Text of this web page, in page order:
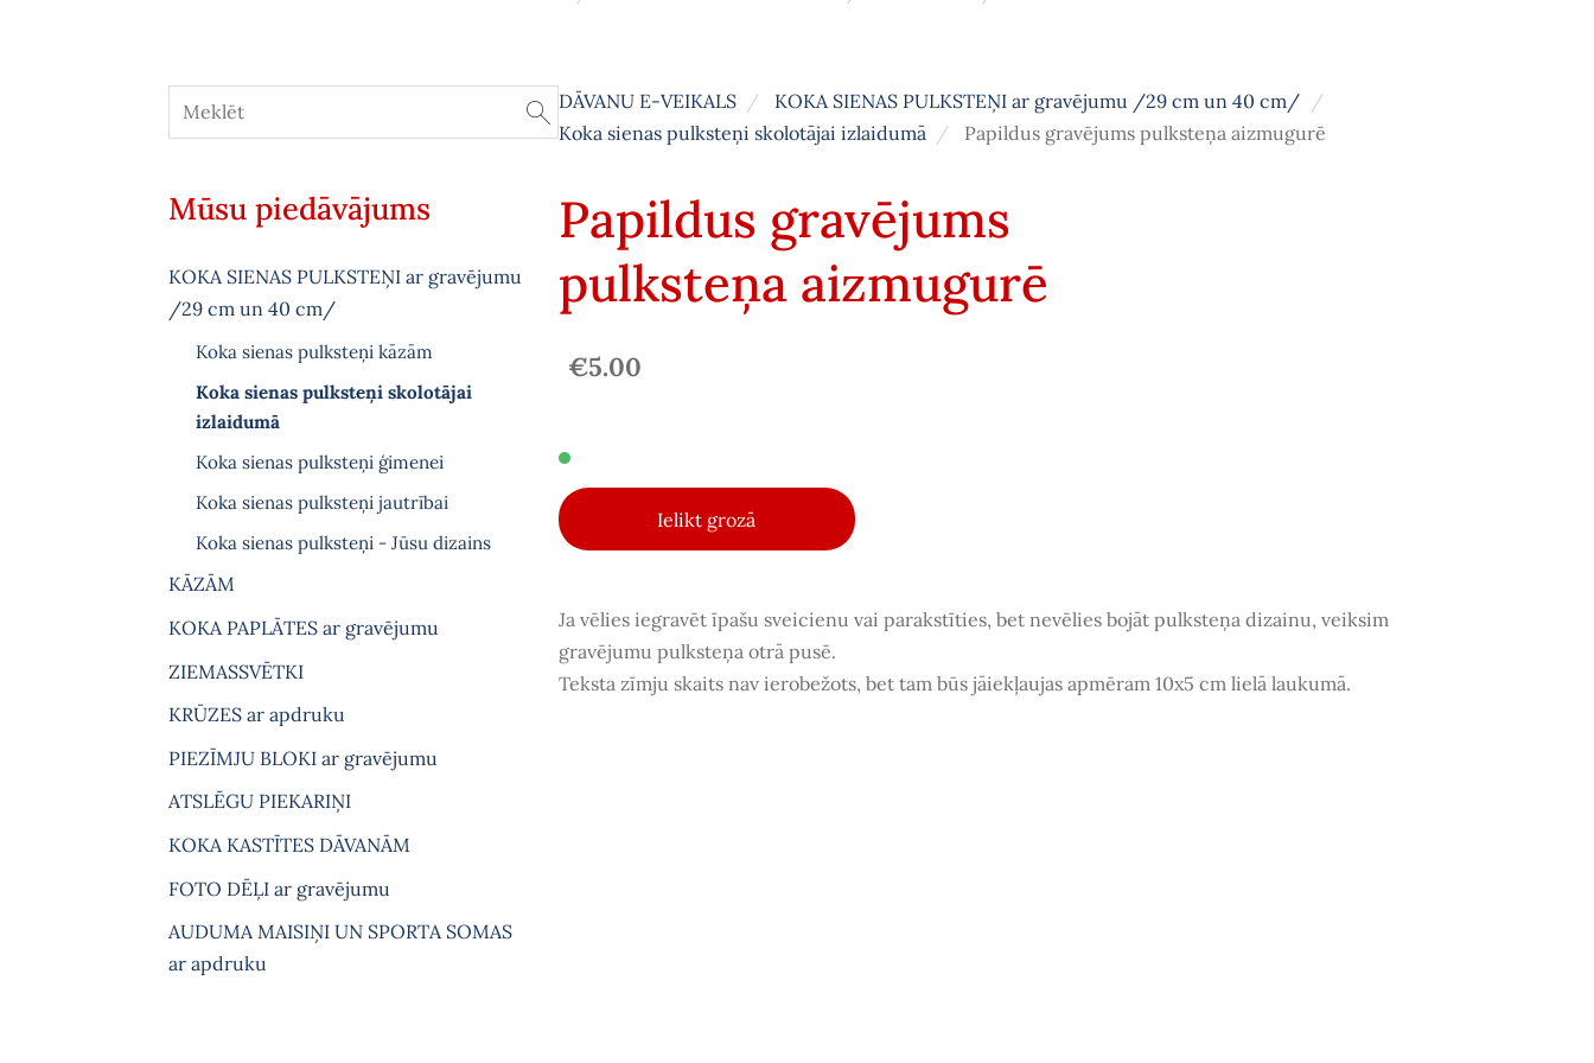
Mūsu piedāvājums
KOKA SIENAS PULKSTEŅI ar gravējumu
/29 cm un 40 cm/
Koka sienas pulksteņi kāzām
Koka sienas pulksteņi skolotājai
izlaidumā
Koka sienas pulksteņi ģimenei
Koka sienas pulksteņi jautrībai
Koka sienas pulksteņi - Jūsu dizains
KĀZĀM
KOKA PAPLĀTES ar gravējumu
ZIEMASSVĒTKI
KRŪZES ar apdruku
PIEZĪMJU BLOKI ar gravējumu
ATSLĒGU PIEKARIŅI
KOKA KASTĪTES DĀVANĀM
FOTO DĒĻI ar gravējumu
AUDUMA MAISIŅI UN SPORTA SOMAS
ar apdruku
DĀVANU E-VEIKALS
KOKA SIENAS PULKSTEŅI ar gravējumu /29 cm un 40 cm/
Koka sienas pulksteņi skolotājai izlaidumā
Papildus gravējums pulksteņa aizmugurē
Papildus gravējums
pulksteņa aizmugurē
€5.00
Ielikt grozā
Ja vēlies iegravēt īpašu sveicienu vai parakstīties, bet nevēlies bojāt pulksteņa dizainu, veiksim
gravējumu pulksteņa otrā pusē.
Teksta zīmju skaits nav ierobežots, bet tam būs jāiekļaujas apmēram 10x5 cm lielā laukumā.